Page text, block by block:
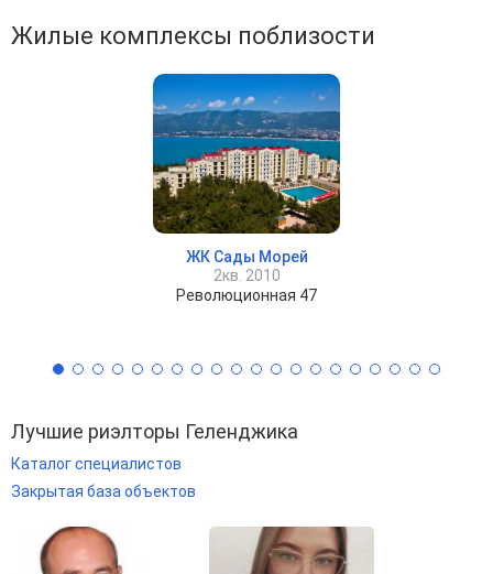
Жилые комплексы поблизости
ЖК Сады Морей
2кв. 2010
Революционная 47
Лучшие риэлторы Геленджика
Каталог специалистов
Закрытая база объектов